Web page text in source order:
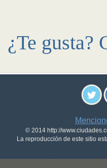
¿Te gusta?
© 2014 http://
La reproducción de este sitio